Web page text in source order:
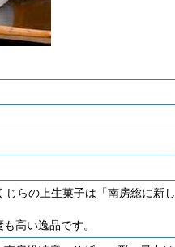
らの上生菓子は「南房総に新し
高い逸品です。